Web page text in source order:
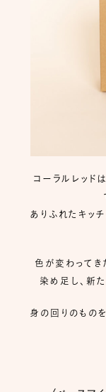
コーラルレッドは
ありふれたキッ
色が変わってき
染め足し、新
身の回りのもの